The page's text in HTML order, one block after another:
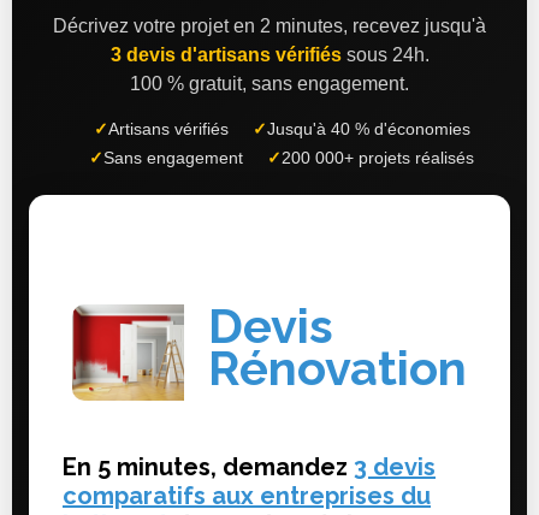
Décrivez votre projet en 2 minutes, recevez jusqu'à
3 devis d'artisans vérifiéssous 24h.
100 % gratuit, sans engagement.
✓Artisans vérifiés ✓Jusqu'à 40 % d'économies
✓Sans engagement ✓ 200 000+ projets réalisés